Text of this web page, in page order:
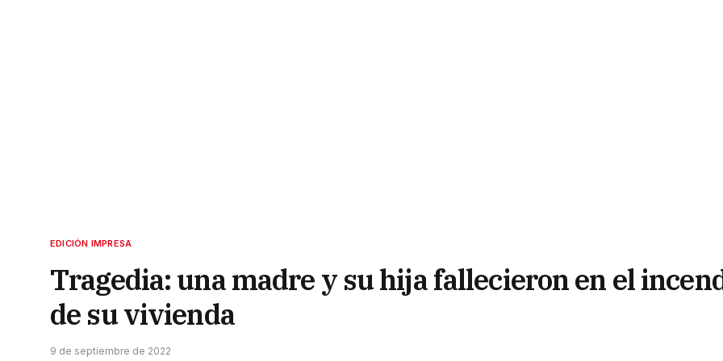
EDICIÓN IMPRESA
Tragedia: una madre y su hija fallecieron en el
de su vivienda
9 de septiembre de 2022